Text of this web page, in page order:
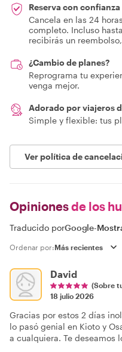
Reserva con confianza
Cancela en las 24
completo. Incluso
recibirás un
¿Cambio de planes?
Reprograma tu
venga mejor.
Adorado por viajeros
Simple y flexible: tus
Ver política de
Opinionesde los
Traducido porGoogle-
Ordenar por:
David
(Sobre
18 julio 2026
Gracias por estos 2 días
lo pasó genial en Kioto y
a cualquiera. Te deseamos